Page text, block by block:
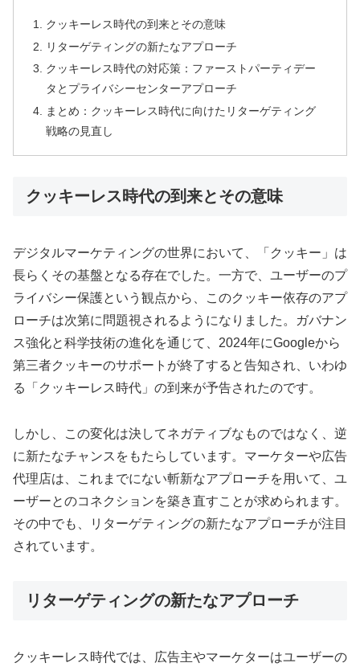
クッキーレス時代の到来とその意味
リターゲティングの新たなアプローチ
クッキーレス時代の対応策：ファーストパーティデー
タとプライバシーセンターアプローチ
まとめ：クッキーレス時代に向けたリターゲティング
戦略の見直し
クッキーレス時代の到来とその意味
デジタルマーケティングの世界において、「クッキー」は
長らくその基盤となる存在でした。一方で、ユーザーのプ
ライバシー保護という観点から、このクッキー依存のアプ
ローチは次第に問題視されるようになりました。ガバナン
ス強化と科学技術の進化を通じて、2024年にGoogleから
第三者クッキーのサポートが終了すると告知され、いわゆ
る「クッキーレス時代」の到来が予告されたのです。
しかし、この変化は決してネガティブなものではなく、逆
に新たなチャンスをもたらしています。マーケターや広告
代理店は、これまでにない斬新なアプローチを用いて、ユ
ーザーとのコネクションを築き直すことが求められます。
その中でも、リターゲティングの新たなアプローチが注目
されています。
リターゲティングの新たなアプローチ
クッキーレス時代では、広告主やマーケターはユーザーの